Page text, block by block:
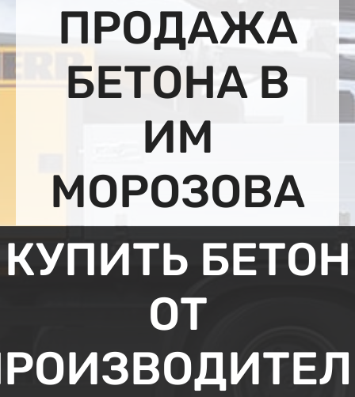
ПРОДАЖА
БЕТОНА В
ИМ
МОРОЗОВА
КУПИТЬ БЕТОН
ОТ